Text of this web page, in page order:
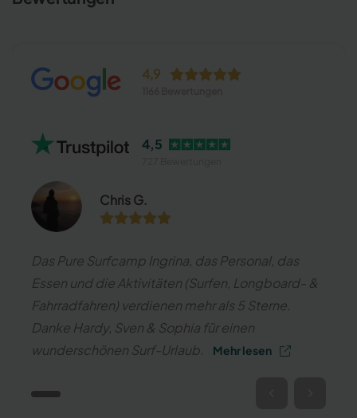
4,9
4,5
Chris G.
Das Pure Surfcamp Ingrina, das Personal, das
Essen und die Aktivitäten (Surfen, Longboard- &
Fahrradfahren) verdienen mehr als 5 Sterne.
Danke Hardy, Sven & Sophia für einen
wunderschönen Surf-Urlaub.
Mehr lesen